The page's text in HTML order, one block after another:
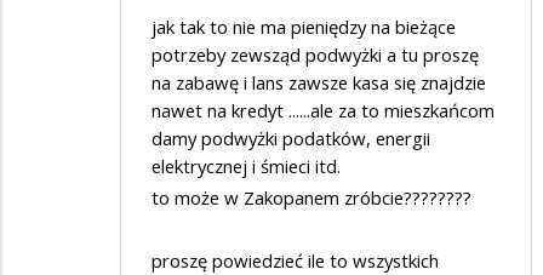
jak tak to nie ma pieniędzy na bieżące
potrzeby zewsząd podwyżki a tu proszę
na zabawę i lans zawsze kasa się znajdzie
nawet na kredyt ......ale za to mieszkańcom
damy podwyżki podatków, energii
elektrycznej i śmieci itd.
to może w Zakopanem zróbcie????????
proszę powiedzieć ile to wszystkich